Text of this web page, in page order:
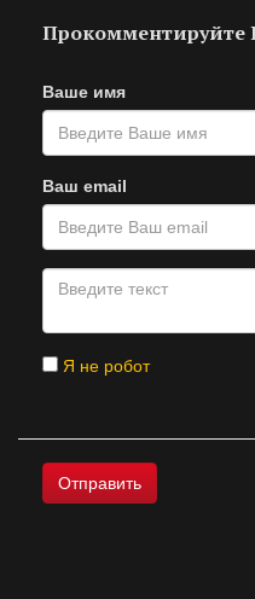
Прокомментируйте
Ваше имя
Ваш email
Я не робот